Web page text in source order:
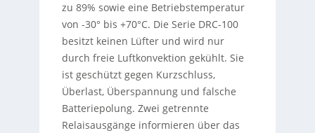
zu 89% sowie eine Betriebstemperatur
von -30° bis +70°C. Die Serie DRC-100
besitzt keinen Lüfter und wird nur
durch freie Luftkonvektion gekühlt. Sie
ist geschützt gegen Kurzschluss,
Überlast, Überspannung und falsche
Batteriepolung. Zwei getrennte
Relaisausgänge informieren über das